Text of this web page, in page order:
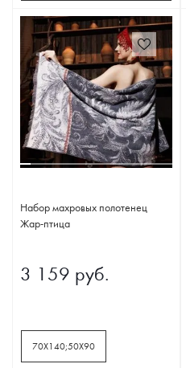
Набор махровых полотенец
Жар-птица
3 159 руб.
70Х140;50Х90